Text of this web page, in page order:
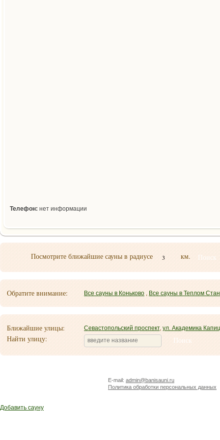
Телефон: нет информации
Посмотрите ближайшие сауны в радиусе 3 км.
Обратите внимание: Все сауны в Коньково , Все сауны в Теплом
Ближайшие улицы: Севастопольский проспект, ул. Академика
Найти улицу:
E-mail: admin@banisauni.ru
Политика обработки персональных данных
Добавить сауну